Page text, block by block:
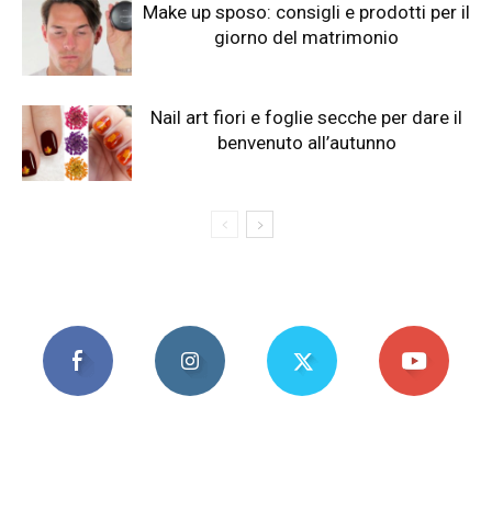
Make up sposo: consigli e prodotti per il
giorno del matrimonio
Nail art fiori e foglie secche per dare il
benvenuto all’autunno